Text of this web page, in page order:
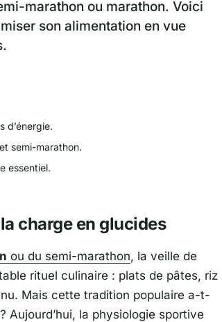
marathon ou marathon. Voici
son alimentation en vue
d’énergie.
semi-marathon.
essentiel.
charge en glucides
ou du semi-marathon, la veille de
rituel culinaire : plats de pâtes, riz
Mais cette tradition populaire a-t-
la physiologie sportive